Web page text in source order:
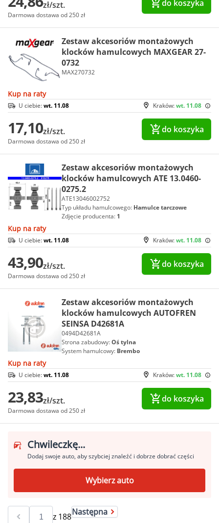
zł/szt.
Darmowa dostawa od 250 zł
do koszyka
Zestaw akcesoriów montażowych
klocków hamulcowych MAXGEAR 27-
0732
MAX270732
Kup na raty
Kraków:wt. 11.08
U ciebie:wt. 11.08
17,10zł/szt.
Darmowa dostawa od 250 zł
do koszyka
Zestaw akcesoriów montażowych
klocków hamulcowych ATE 13.0460-
0275.2
ATE13046002752
Typ układu hamulcowego: Hamulce tarczowe
Zdjęcie producenta: 1
Kup na raty
Kraków:wt. 11.08
U ciebie:wt. 11.08
43,90zł/szt.
Darmowa dostawa od 250 zł
do koszyka
Zestaw akcesoriów montażowych
klocków hamulcowych AUTOFREN
SEINSA D42681A
0494D42681A
Strona zabudowy:Oś tylna
System hamulcowy: Brembo
Kup na raty
Kraków:wt. 11.08
U ciebie:wt. 11.08
23,83zł/szt.
Darmowa dostawa od 250 zł
do koszyka
Chwileczkę...
Dodaj swoje auto, aby szybciej znaleźć i dobrze dobrać części
Wybierz auto
z 188Następna